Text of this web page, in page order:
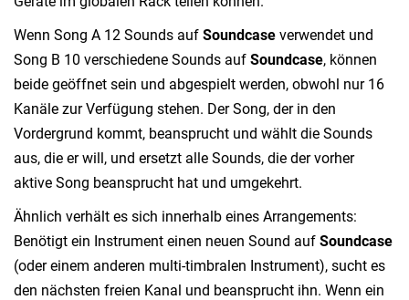
Wenn Song A 12 Sounds auf Soundcase verwendet und
Song B 10 verschiedene Sounds auf Soundcase, können
beide geöffnet sein und abgespielt werden, obwohl nur 16
Kanäle zur Verfügung stehen. Der Song, der in den
Vordergrund kommt, beansprucht und wählt die Sounds
aus, die er will, und ersetzt alle Sounds, die der vorher
aktive Song beansprucht hat und umgekehrt.
Ähnlich verhält es sich innerhalb eines Arrangements:
Benötigt ein Instrument einen neuen Sound auf Soundcase
(oder einem anderen multi-timbralen Instrument), sucht es
den nächsten freien Kanal und beansprucht ihn. Wenn ein